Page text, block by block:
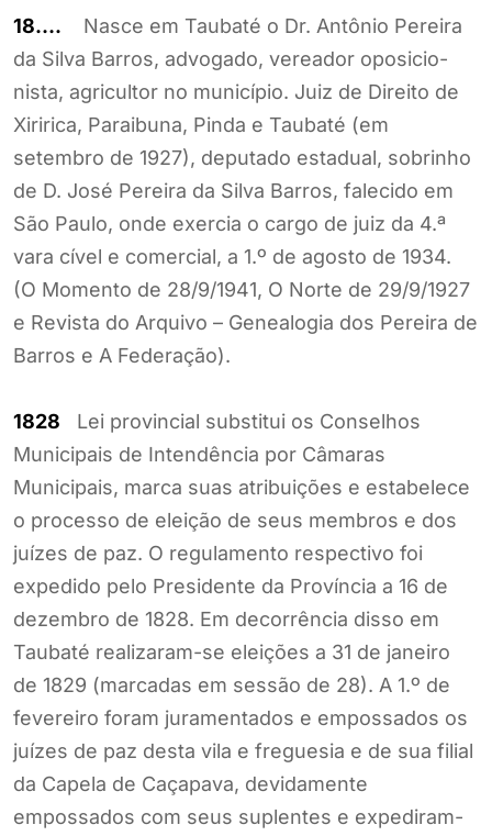
18…. Nasce em Taubaté o Dr. Antônio Pereira
da Silva Barros, advogado, vereador oposicio-
nista, agricultor no município. Juiz de Direito de
Xiririca, Paraibuna, Pinda e Taubaté (em
setembro de 1927), deputado estadual, sobrinho
de D. José Pereira da Silva Barros, falecido em
São Paulo, onde exercia o cargo de juiz da 4.ª
vara cível e comercial, a 1.º de agosto de 1934.
(O Momento de 28/9/1941, O Norte de 29/9/1927
e Revista do Arquivo – Genealogia dos Pereira de
Barros e A Federação).
1828 Lei provincial substitui os Conselhos
Municipais de Intendência por Câmaras
Municipais, marca suas atribuições e estabelece
o processo de eleição de seus membros e dos
juízes de paz. O regulamento respectivo foi
expedido pelo Presidente da Província a 16 de
dezembro de 1828. Em decorrência disso em
Taubaté realizaram-se eleições a 31 de janeiro
de 1829 (marcadas em sessão de 28). A 1.º de
fevereiro foram juramentados e empossados os
juízes de paz desta vila e freguesia e de sua filial
da Capela de Caçapava, devidamente
empossados com seus suplentes e expediram-